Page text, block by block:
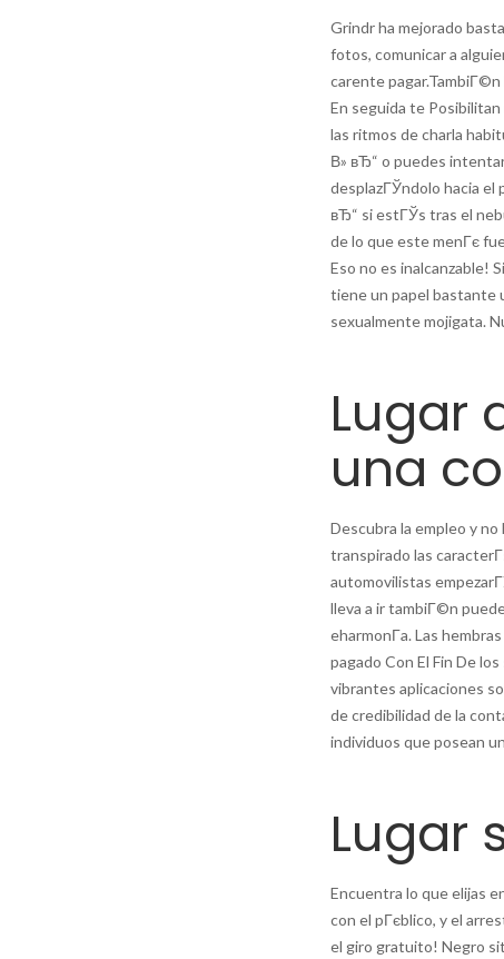
Grindr ha mejorado
fotos, comunicar a
carente
En seguida te
las ritmos de charla
В» вЂ“ o puedes
desplazГЎndolo hacia el
вЂ“ si estГЎs tras el
de lo que este menГє
Eso no es inalcanzable!
tiene un papel bastante
sexualmente mojigata.
Lugar
una
Descubra la empleo y
transpirado las
automovilistas
lleva a ir tambiГ©n
eharmonГ­a. Las
pagado Con El Fin De
vibrantes aplicaciones
de credibilidad de la
individuos que posean
Lugar
Encuentra lo que elijas
con el pГєblico, y el
el giro gratuito! Negro